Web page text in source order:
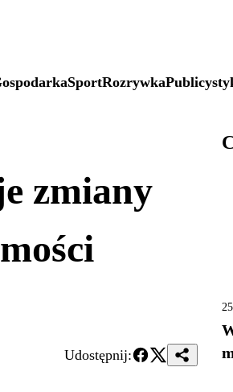
SportRozrywka
zmiany
Udostępnij: